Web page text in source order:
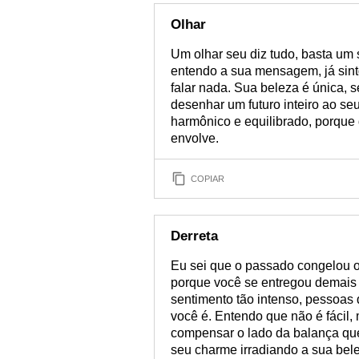
Olhar
Um olhar seu diz tudo, basta
entendo a sua mensagem, já
falar nada. Sua beleza é única,
desenhar um futuro inteiro ao
harmônico e equilibrado,
envolve.
COPIAR
Derreta
Eu sei que o passado congelou
porque você se entregou
sentimento tão intenso,
você é. Entendo que não é fácil,
compensar o lado da balança
seu charme irradiando a sua